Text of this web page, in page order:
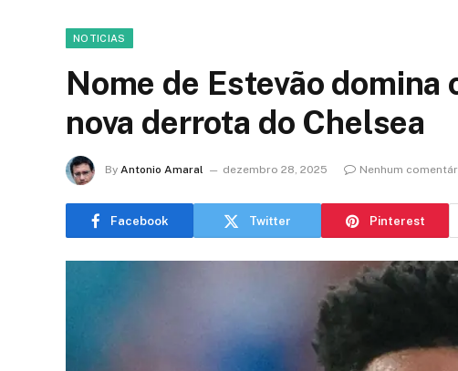
NOTICIAS
Nome de Estevão domina
nova derrota do Chelsea
By Antonio Amaral dezembro 28, 2025 Nenhum
Facebook Twitter Pinterest